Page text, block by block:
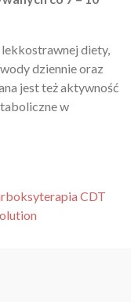
diety,
dziennie oraz
jest też aktywność
w
CDT